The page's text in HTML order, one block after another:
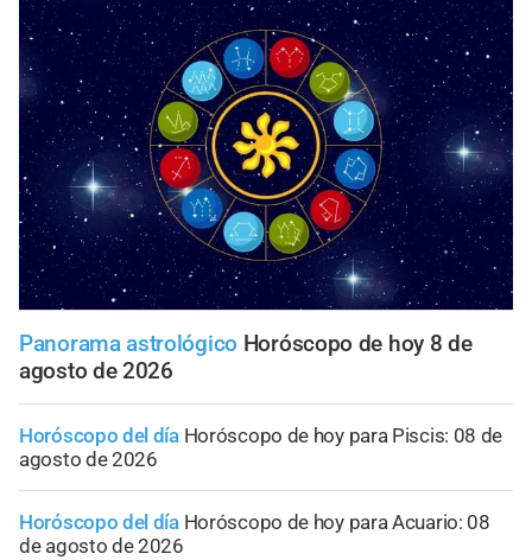
Panorama astrológico Horóscopo de hoy 8 de
agosto de 2026
Horóscopo del día Horóscopo de hoy para Piscis: 08 de
agosto de 2026
Horóscopo del día Horóscopo de hoy para Acuario: 08
de agosto de 2026